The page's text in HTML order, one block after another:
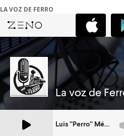
LA VOZ DE FERRO